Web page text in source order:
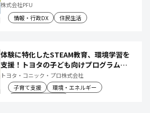
株式会社PFU
情報・行政DX
住民生活
体験に特化したSTEAM教育、環境学習を
支援！トヨタの子ども向けプログラムで
社会や将来について楽しく学べる体験機
会を創出
トヨタ・コニック・プロ株式会社
子育て支援
環境・エネルギー